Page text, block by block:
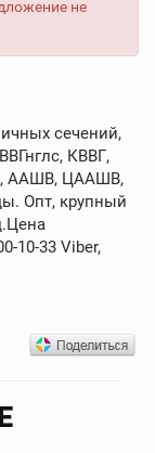
не
сечений,
КВВГ,
ААШВ, ЦААШВ,
Опт, крупный
10-33 Viber,